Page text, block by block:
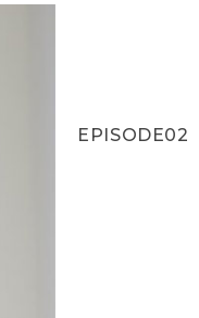
EPISODE02